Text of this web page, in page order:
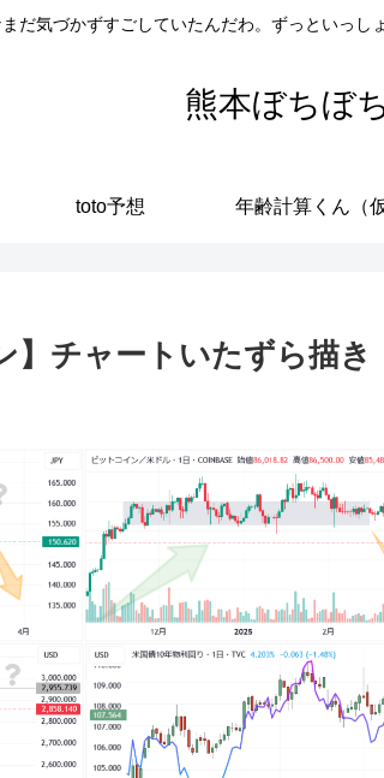
だ気づかずすごしていたんだわ。ずっといっし
熊本ぼちぼ
toto予想 年齢計算くん（仮
】チャートいたずら描き